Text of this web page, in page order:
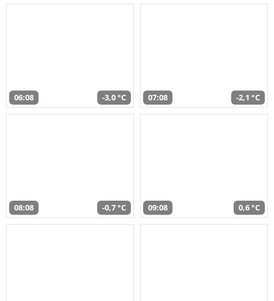
06:08 -3,0 °C 07:08 -2,1 °C
08:08 -0,7 °C 09:08 0,6 °C